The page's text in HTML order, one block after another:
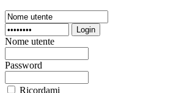
Login
Nome utente
Password
Ricordami